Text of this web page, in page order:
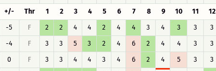
+/- Thr 1 2 3 4 5 6 7 8 9 10 11 12
-5 F 2 2 4 4 2 4 4 3 4 3 3 3
-4 F 3 3 5 3 2 4 6 2 4 4 3 3
0 F 3 3 4 4 3 4 6 2 4 5 3 3